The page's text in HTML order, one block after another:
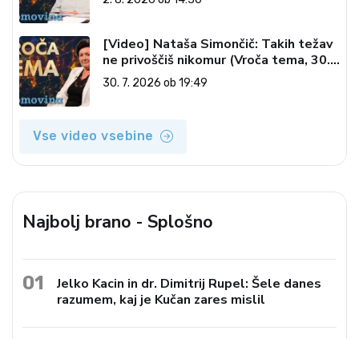
2026)
[Video] Nataša Simončič: Takih težav
ne privoščiš nikomur (Vroča tema, 30.
7. 2026)
30. 7. 2026 ob 19:49
Vse video vsebine
Najbolj brano - Splošno
01
Jelko Kacin in dr. Dimitrij Rupel: Šele danes
razumem, kaj je Kučan zares mislil